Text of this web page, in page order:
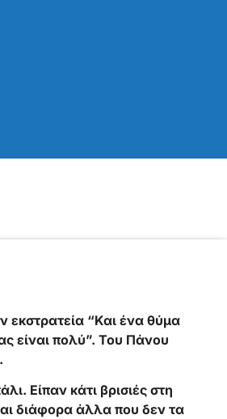
εκστρατεία “Και ένα θύμα
είναι πολύ”. Του Πάνου
Είπαν κάτι βρισιές στη
διάφορα άλλα που δεν τα